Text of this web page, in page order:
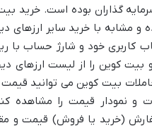
گذاران بوده است. خرید
و مشابه با خرید سایر ارزهای
کاربری خود و شارژ حساب با
بیت کوین را از لیست ارزهای
بیت کوین می توانید
و نمودار قیمت را مشاهده
(خرید یا فروش) قیمت و